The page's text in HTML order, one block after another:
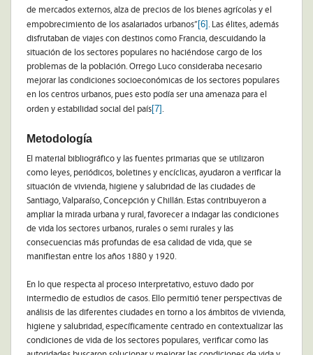
de mercados externos, alza de precios de los bienes agrícolas y el
empobrecimiento de los asalariados urbanos” [6]. Las élites, además
disfrutaban de viajes con destinos como Francia, descuidando la
situación de los sectores populares no haciéndose cargo de los
problemas de la población. Orrego Luco consideraba necesario
mejorar las condiciones socioeconómicas de los sectores populares
en los centros urbanos, pues esto podía ser una amenaza para el
orden y estabilidad social del país[7].
Metodología
El material bibliográfico y las fuentes primarias que se utilizaron
como leyes, periódicos, boletines y encíclicas, ayudaron a verificar la
situación de vivienda, higiene y salubridad de las ciudades de
Santiago, Valparaíso, Concepción y Chillán. Estas contribuyeron a
ampliar la mirada urbana y rural, favorecer a indagar las condiciones
de vida los sectores urbanos, rurales o semi rurales y las
consecuencias más profundas de esa calidad de vida, que se
manifiestan entre los años 1880 y 1920.
En lo que respecta al proceso interpretativo, estuvo dado por
intermedio de estudios de casos. Ello permitió tener perspectivas de
análisis de las diferentes ciudades en torno a los ámbitos de vivienda,
higiene y salubridad, específicamente centrado en contextualizar las
condiciones de vida de los sectores populares, verificar como las